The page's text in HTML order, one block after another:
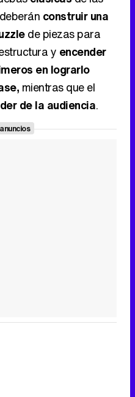
construir una
de piezas para
y encender
en lograrlo
mientras que el
de la audiencia.